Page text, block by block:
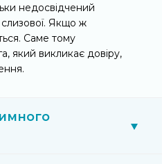
недосвідчений
слизової. Якщо ж
Саме тому
який викликає довіру,